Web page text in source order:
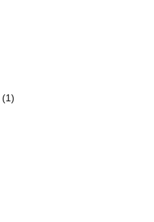
(1)